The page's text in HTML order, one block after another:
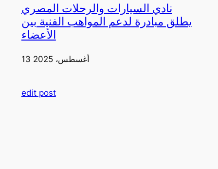
نادي السيارات والرحلات المصري
يطلق مبادرة لدعم المواهب الفنية بين
الأعضاء
13 أغسطس، 2025
edit post